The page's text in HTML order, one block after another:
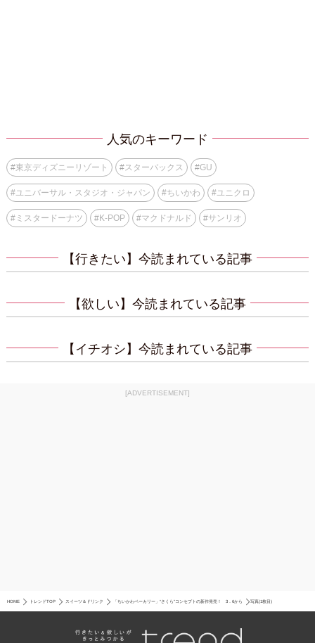
人気のキーワード
#東京ディズニーリゾート #スターバックス #GU
#ユニバーサル・スタジオ・ジャパン #ちいかわ #ユニクロ
#ミスタードーナツ #K-POP #マクドナルド #サンリオ
【行きたい】今読まれている記事
【欲しい】今読まれている記事
【イチオシ】今読まれている記事
[ADVERTISEMENT]
HOME トレンドTOP スイーツ＆ドリンク 「ちいかわベーカリー」“さくら”コンセプトの新作発売！ 3．6から 写真(1枚目)